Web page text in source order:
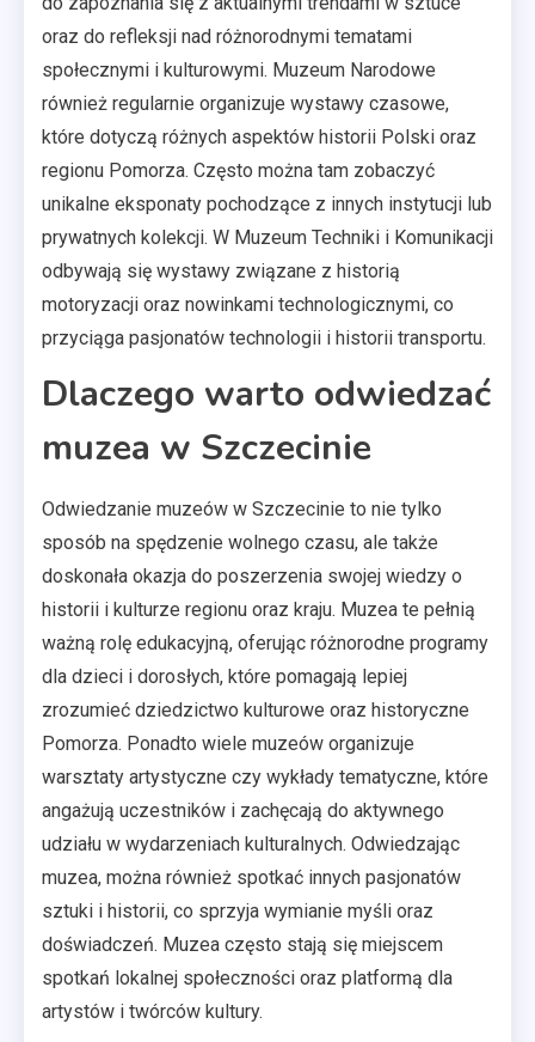
oraz do refleksji nad różnorodnymi tematami
społecznymi i kulturowymi. Muzeum Narodowe
również regularnie organizuje wystawy czasowe,
które dotyczą różnych aspektów historii Polski oraz
regionu Pomorza. Często można tam zobaczyć
unikalne eksponaty pochodzące z innych instytucji lub
prywatnych kolekcji. W Muzeum Techniki i Komunikacji
odbywają się wystawy związane z historią
motoryzacji oraz nowinkami technologicznymi, co
przyciąga pasjonatów technologii i historii transportu.
Dlaczego warto odwiedzać
muzea w Szczecinie
Odwiedzanie muzeów w Szczecinie to nie tylko
sposób na spędzenie wolnego czasu, ale także
doskonała okazja do poszerzenia swojej wiedzy o
historii i kulturze regionu oraz kraju. Muzea te pełnią
ważną rolę edukacyjną, oferując różnorodne programy
dla dzieci i dorosłych, które pomagają lepiej
zrozumieć dziedzictwo kulturowe oraz historyczne
Pomorza. Ponadto wiele muzeów organizuje
warsztaty artystyczne czy wykłady tematyczne, które
angażują uczestników i zachęcają do aktywnego
udziału w wydarzeniach kulturalnych. Odwiedzając
muzea, można również spotkać innych pasjonatów
sztuki i historii, co sprzyja wymianie myśli oraz
doświadczeń. Muzea często stają się miejscem
spotkań lokalnej społeczności oraz platformą dla
artystów i twórców kultury.